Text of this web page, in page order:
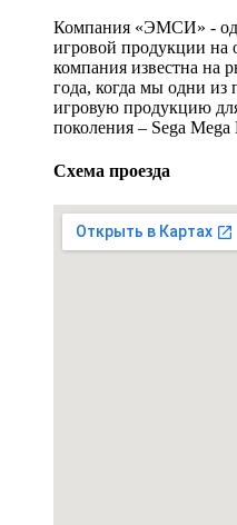
Компания «ЭМСИ» -
игровой продукции на
компания известна на
года, когда мы одни из
игровую продукцию
поколения – Sega
Схема проезда